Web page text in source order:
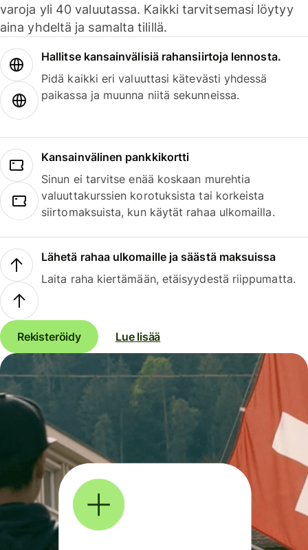
varoja yli 40 valuutassa. Kaikki tarvitsemasi löytyy
aina yhdeltä ja samalta tilillä.
Hallitse kansainvälisiä rahansiirtoja lennosta.
Pidä kaikki eri valuuttasi kätevästi yhdessä
paikassa ja muunna niitä sekunneissa.
Kansainvälinen pankkikortti
Sinun ei tarvitse enää koskaan murehtia
valuuttakurssien korotuksista tai korkeista
siirtomaksuista, kun käytät rahaa ulkomailla.
Lähetä rahaa ulkomaille ja säästä maksuissa
Laita raha kiertämään, etäisyydestä riippumatta.
Rekisteröidy Lue lisää